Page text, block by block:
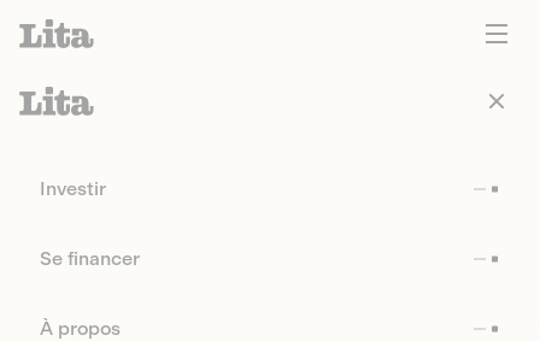
Investir
Se financer
À propos